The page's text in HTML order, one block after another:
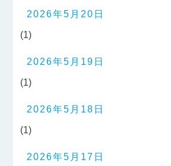
2026年5月20日
(1)
2026年5月19日
(1)
2026年5月18日
(1)
2026年5月17日